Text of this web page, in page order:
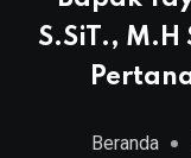
S.SiT.,
Beranda